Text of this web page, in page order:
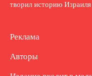
творил историю Израиля
Реклама
Авторы